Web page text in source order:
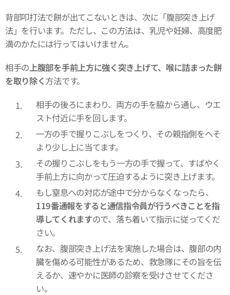
背部叩打法で餅が出てこないときは、次に「腹部突き上げ
法」を行います。ただし、この方法は、乳児や妊婦、高度肥
満のかたには行ってはいけません。
相手の上腹部を手前上方に強く突き上げて、喉に詰まった餅
を取り除く方法です。
相手の後ろにまわり、両方の手を脇から通し、ウエ
スト付近に手を回します。
一方の手で握りこぶしをつくり、その親指側をへそ
より少し上に当てます。
その握りこぶしをもう一方の手で握って、すばやく
手前上方に向かって圧迫するように突き上げます。
もし窒息への対応が途中で分からなくなったら、
119番通報をすると通信指令員が行うべきことを指
導してくれますので、落ち着いて指示に従ってくだ
さい。
なお、腹部突き上げ法を実施した場合は、腹部の内
臓を傷める可能性があるため、救急隊にその旨を伝
えるか、速やかに医師の診察を受けさせてくださ
い。